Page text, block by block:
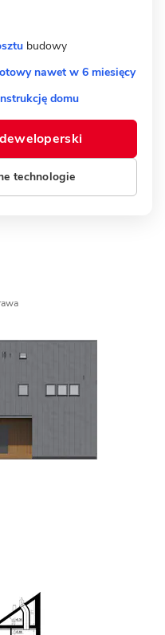
budowy
nawet w 6 miesięcy
domu
technologie